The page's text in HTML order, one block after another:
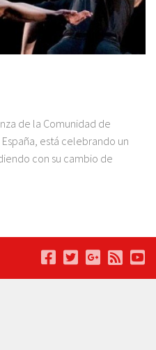
de la Comunidad de
está celebrando un
con su cambio de